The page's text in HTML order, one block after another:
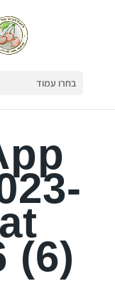
בחרו עמוד
(6)